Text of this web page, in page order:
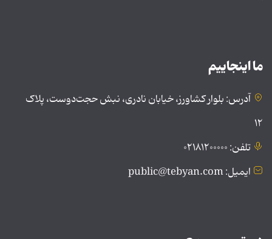
ما اینجاییم
آدرس: بلوار کشاورز، خیابان نادری، نبش حجت‌دوست، پلاک
۱۲
تلفن: ۰۲۱۸۱۲۰۰۰۰۰
ایمیل: public@tebyan.com